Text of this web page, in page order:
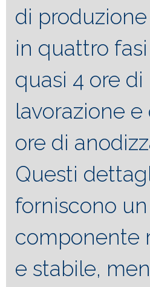
di
in quattro
quasi 4 ore di
lavorazione e
ore di
Questi
forniscono un
componente
e stabile,